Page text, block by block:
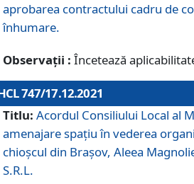
aprobarea contractului cadru de
înhumare.
Observații : Încetează
747/17.12.2021
Titlu: Acordul Consiliului Local al
amenajare spațiu în vederea
chioșcul din Brașov, Aleea
S.R.L.